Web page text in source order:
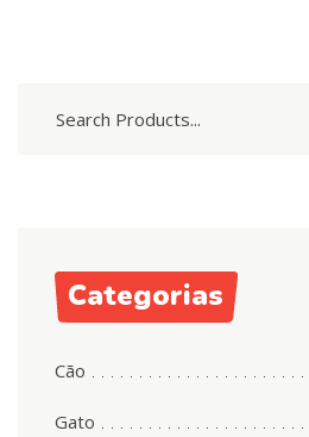
Categorias
Cão
Gato